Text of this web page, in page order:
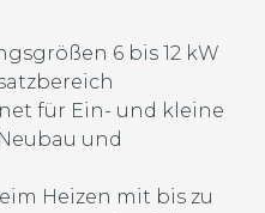
6 bis 12 kW
für Ein- und kleine
und
Heizen mit bis zu